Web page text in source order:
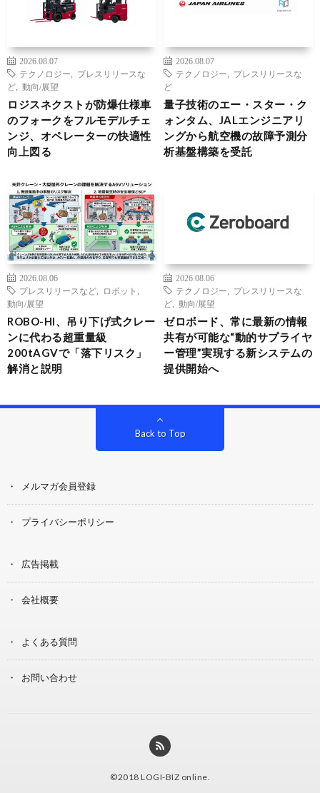
2026.08.07
テクノロジー
プレスリリースな
ど
動向/展望
ロジスネクストが防爆仕様車
のフォークをフルモデルチェ
ンジ、オペレーターの快適性
向上図る
2026.08.07
テクノロジー
プレスリリースな
ど
量子技術のエー・スター・ク
ォンタム、JALエンジニアリ
ングから航空機の故障予測分
析基盤構築を受託
2026.08.06
プレスリリースなど
ロボット
動向/展望
ROBO-HI、吊り下げ式クレー
ンに代わる超重量級
200tAGVで「落下リスク」
解消と説明
2026.08.06
テクノロジー
プレスリリースな
ど
動向/展望
ゼロボード、常に最新の情報
共有が可能な“動的サプライヤ
ー管理”実現する新システムの
提供開始へ
Back to Top
メルマガ会員登録
プライバシーポリシー
広告掲載
会社概要
よくある質問
お問い合わせ
©2018 LOGI-BIZ online.